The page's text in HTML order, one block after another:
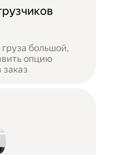
большой,
опцию
заказ